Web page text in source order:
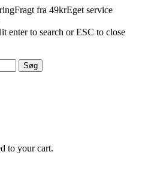
Fragt fra 49krEget service
enter to search or ESC to close
Søg
to your cart.